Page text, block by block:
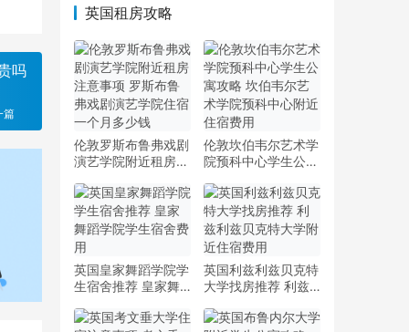
吗
篇
英国租房攻略
伦敦罗斯布鲁弗戏剧
演艺学院附近租房注
戏剧演艺学院住宿一
个月多少钱
伦敦坎伯韦尔艺术学
院预科中心学生公寓
学院预科中心附近住
宿费用
英国皇家舞蹈学院学
生宿舍推荐 皇家舞
英国利兹利兹贝克特
大学找房推荐 利兹
住宿费用